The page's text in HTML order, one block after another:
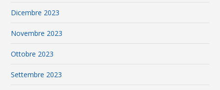
Dicembre 2023
Novembre 2023
Ottobre 2023
Settembre 2023